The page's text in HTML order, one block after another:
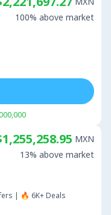
100% above market
| 🔥 6K+ Deals
MXN
13% above market